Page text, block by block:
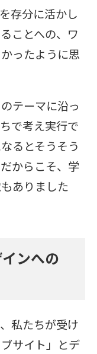
存分に活かし
ことへの、ワ
ったように思
テーマに沿っ
で考え実行で
るとそうそう
からこそ、学
ありました
ンへの
私たちが受け
サイト」とデ